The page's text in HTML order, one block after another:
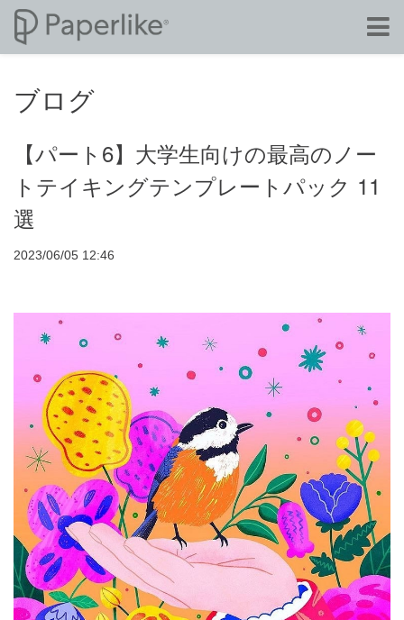
ブログ
【パート6】大学生向けの最高のノー
トテイキングテンプレートパック 11
選
2023/06/05 12:46